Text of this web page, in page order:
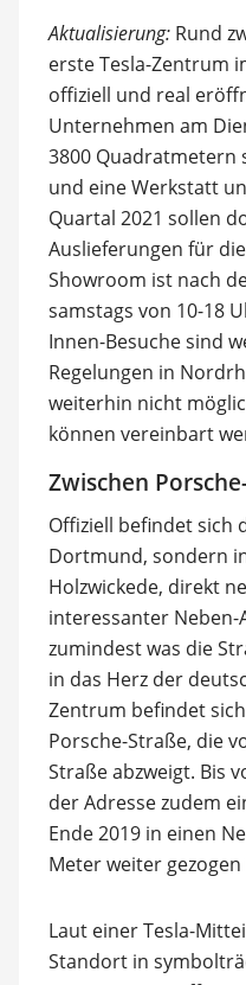
Aktualisierung: Rund
erste Tesla-Zentrum
offiziell und real
Unternehmen am
3800 Quadratmetern
und eine Werkstatt
Quartal 2021 sollen
Auslieferungen für
Showroom ist nach
samstags von 10-18
Innen-Besuche sind
Regelungen in
weiterhin nicht
können vereinbart
Zwischen
Offiziell befindet sich
Dortmund, sondern
Holzwickede, direkt
interessanter Neben-
zumindest was die
in das Herz der
Zentrum befindet
Porsche-Straße, die
Straße abzweigt. Bis
der Adresse zudem
Ende 2019 in einen
Meter weiter
Laut einer Tesla-
Standort in